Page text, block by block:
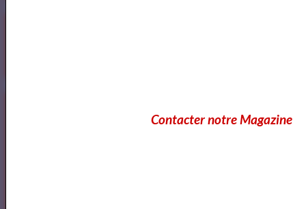
Contacter notre Magazine